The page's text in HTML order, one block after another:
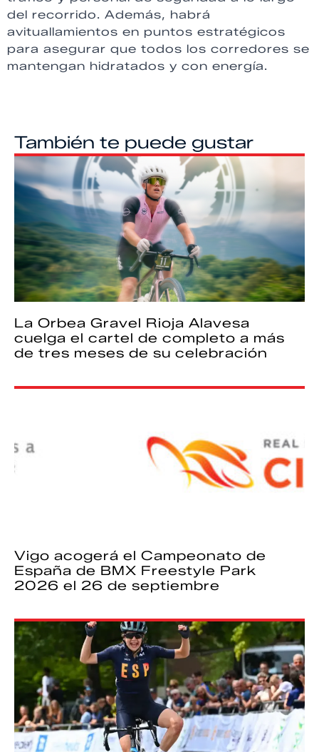
del recorrido. Además, habrá
avituallamientos en puntos estratégicos
para asegurar que todos los corredores se
mantengan hidratados y con energía.
También te puede gustar
La Orbea Gravel Rioja Alavesa
cuelga el cartel de completo a más
de tres meses de su celebración
Vigo acogerá el Campeonato de
España de BMX Freestyle Park
2026 el 26 de septiembre